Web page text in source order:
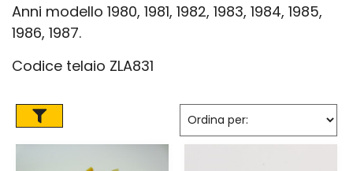
Anni modello 1980, 1981, 1982, 1983, 1984, 1985,
1986, 1987.
Codice telaio ZLA831